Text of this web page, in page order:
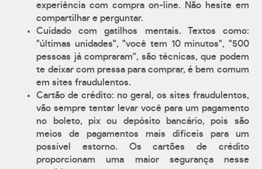
experiência com compra on-line. Não hesite em
compartilhar e perguntar.
Cuidado com gatilhos mentais. Textos como:
"últimas unidades", "você tem 10 minutos", "500
pessoas já compraram", são técnicas, que podem
te deixar com pressa para comprar, é bem comum
em sites fraudulentos.
Cartão de crédito: no geral, os sites fraudulentos,
vão sempre tentar levar você para um pagamento
no boleto, pix ou depósito bancário, pois são
meios de pagamentos mais difíceis para um
possível estorno. Os cartões de crédito
proporcionam uma maior segurança nesse